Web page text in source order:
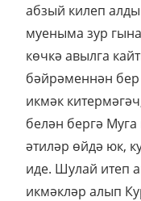
абзый килеп
муеныма зур
көчкә авылга
бәйрәменнән бер
икмәк
белән бергә Муга
әтиләр өйдә юк,
иде. Шулай итеп
икмәкләр алып